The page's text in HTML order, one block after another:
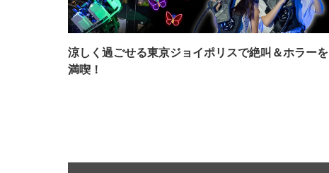
涼しく過ごせる東京ジョイポリスで絶叫＆ホラーを
満喫！